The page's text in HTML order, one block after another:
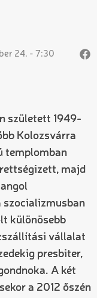
24. - 7:30
született 1949-
Kolozsvárra
templomban
majd
szocializmusban
különösebb
vállalat
presbiter,
A két
a 2012 őszén